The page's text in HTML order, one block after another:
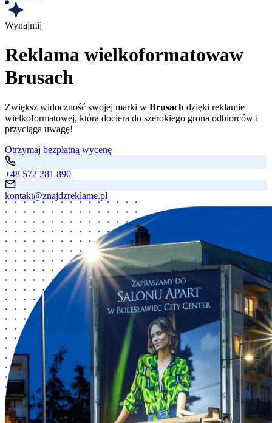
Wynajmij
Reklama wielkoformatowaw
Brusach
Zwiększ widoczność swojej marki w Brusach dzięki reklamie
wielkoformatowej, która dociera do szerokiego grona odbiorców i
przyciąga uwagę!
Otrzymaj bezpłatną wycenę
+48 572 281 890
kontakt@znajdzreklame.pl